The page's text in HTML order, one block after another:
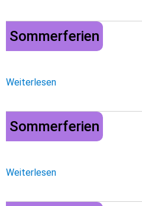
Sommerferien
Weiterlesen
Sommerferien
Weiterlesen